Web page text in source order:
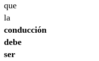
que
la
conducción
debe
ser